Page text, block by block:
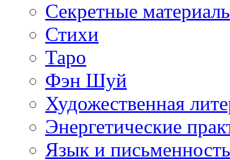
Секретные
Стихи
Таро
Фэн Шуй
Художественная
Энергетические
Язык и письменность